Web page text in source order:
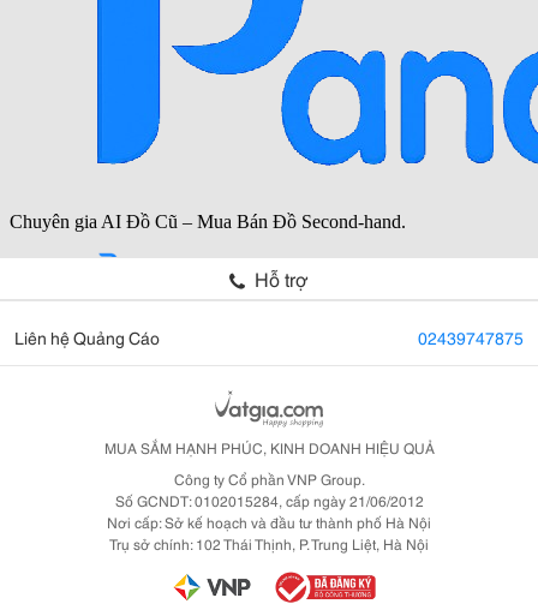
Hỗ trợ
Liên hệ Quảng Cáo 02439747875
MUA SẮM HẠNH PHÚC, KINH DOANH HIỆU QUẢ
Công ty Cổ phần VNP Group.
Số GCNDT: 0102015284, cấp ngày 21/06/2012
Nơi cấp: Sở kế hoạch và đầu tư thành phố Hà Nội
Trụ sở chính: 102 Thái Thịnh, P. Trung Liệt, Hà Nội